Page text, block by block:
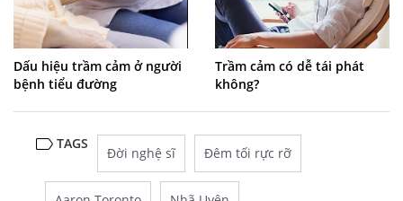
Dấu hiệu trầm cảm ở người
bệnh tiểu đường
Trầm cảm có dễ tái phát
không?
TAGS
Đời nghệ sĩ Đêm tối rực rỡ